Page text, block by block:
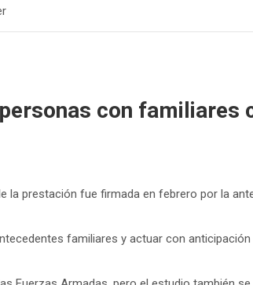
con familiares
la prestación fue firmada en febrero por la
familiares y actuar con anticipación